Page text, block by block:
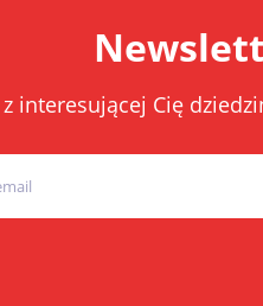
interesującej Cię